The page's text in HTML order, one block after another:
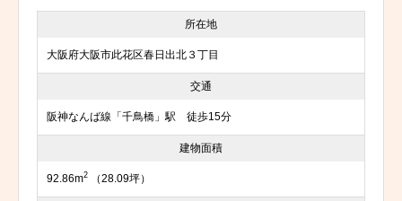
所在地
大阪府大阪市此花区春日出北３丁目
交通
阪神なんば線「千鳥橋」駅 徒歩15分
建物面積
92.86m2 （28.09坪）